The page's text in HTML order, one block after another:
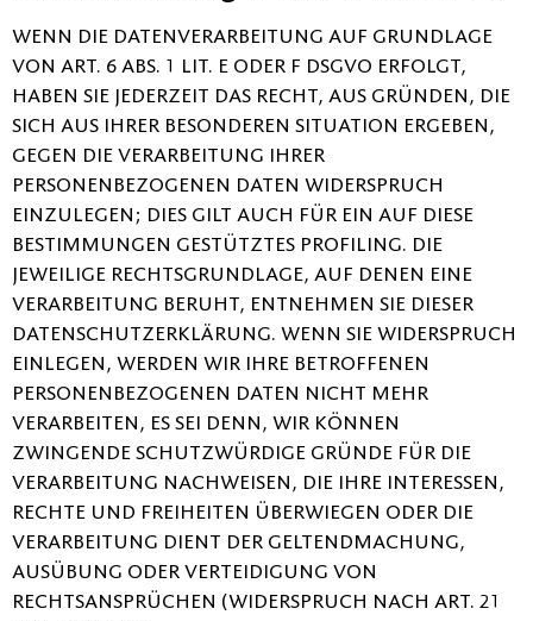
WENN DIE DATENVERARBEITUNG AUF GRUNDLAGE
VON ART. 6 ABS. 1 LIT. E ODER F DSGVO ERFOLGT,
HABEN SIE JEDERZEIT DAS RECHT, AUS GRÜNDEN, DIE
SICH AUS IHRER BESONDEREN SITUATION ERGEBEN,
GEGEN DIE VERARBEITUNG IHRER
PERSONENBEZOGENEN DATEN WIDERSPRUCH
EINZULEGEN; DIES GILT AUCH FÜR EIN AUF DIESE
BESTIMMUNGEN GESTÜTZTES PROFILING. DIE
JEWEILIGE RECHTSGRUNDLAGE, AUF DENEN EINE
VERARBEITUNG BERUHT, ENTNEHMEN SIE DIESER
DATENSCHUTZERKLÄRUNG. WENN SIE WIDERSPRUCH
EINLEGEN, WERDEN WIR IHRE BETROFFENEN
PERSONENBEZOGENEN DATEN NICHT MEHR
VERARBEITEN, ES SEI DENN, WIR KÖNNEN
ZWINGENDE SCHUTZWÜRDIGE GRÜNDE FÜR DIE
VERARBEITUNG NACHWEISEN, DIE IHRE INTERESSEN,
RECHTE UND FREIHEITEN ÜBERWIEGEN ODER DIE
VERARBEITUNG DIENT DER GELTENDMACHUNG,
AUSÜBUNG ODER VERTEIDIGUNG VON
RECHTSANSPRÜCHEN (WIDERSPRUCH NACH ART. 21